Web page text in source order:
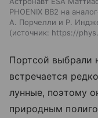
PHOENIX BB2 на
А. Порчелли и Р.
источник: https://
Портсой выбрали
встречается
лунные, поэтому
природным